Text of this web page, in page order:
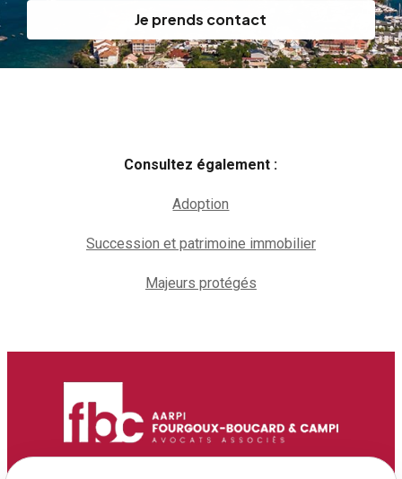
Je prends contact
Consultez également :
Adoption
Succession et patrimoine immobilier
Majeurs protégés